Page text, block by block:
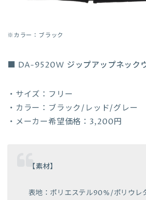
※カラー：ブラック
■ DA-9520W ジップアップネック
・サイズ：フリー
・カラー：ブラック/レッド/グレー
・メーカー希望価格：3,200円
【素材】
表地：ポリエステル90%/ポリウレ